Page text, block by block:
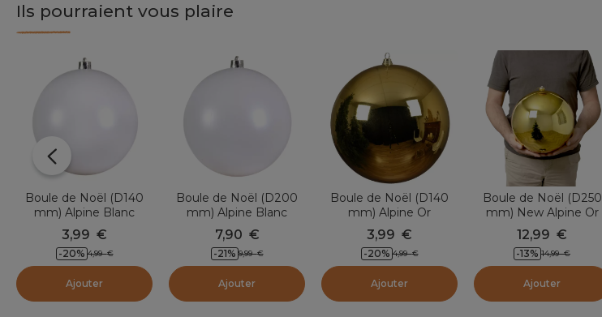
Ils pourraient vous plaire
Boule de Noël (D140
mm) Alpine Blanc
3,99 €
-20% 4,99 €
Ajouter
Boule de Noël (D200
mm) Alpine Blanc
7,90 €
-21% 9,99 €
Ajouter
Boule de Noël (D140
mm) Alpine Or
3,99 €
-20% 4,99 €
Ajouter
Boule de Noël (D250
mm) New Alpine Or
12,99 €
-13% 14,99 €
Ajouter